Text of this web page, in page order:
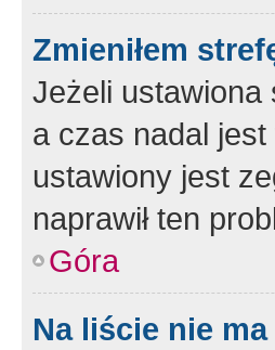
Zmieniłem
Jeżeli ustawiona
a czas nadal
ustawiony jest
naprawił ten
Góra
Na liście nie